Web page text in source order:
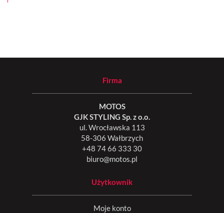
Firma
MOTOS
GJK STYLING Sp. z o.o.
ul. Wrocławska 113
58-306 Wałbrzych
+48 74 66 333 30
biuro@motos.pl
Użytkownik
Moje konto